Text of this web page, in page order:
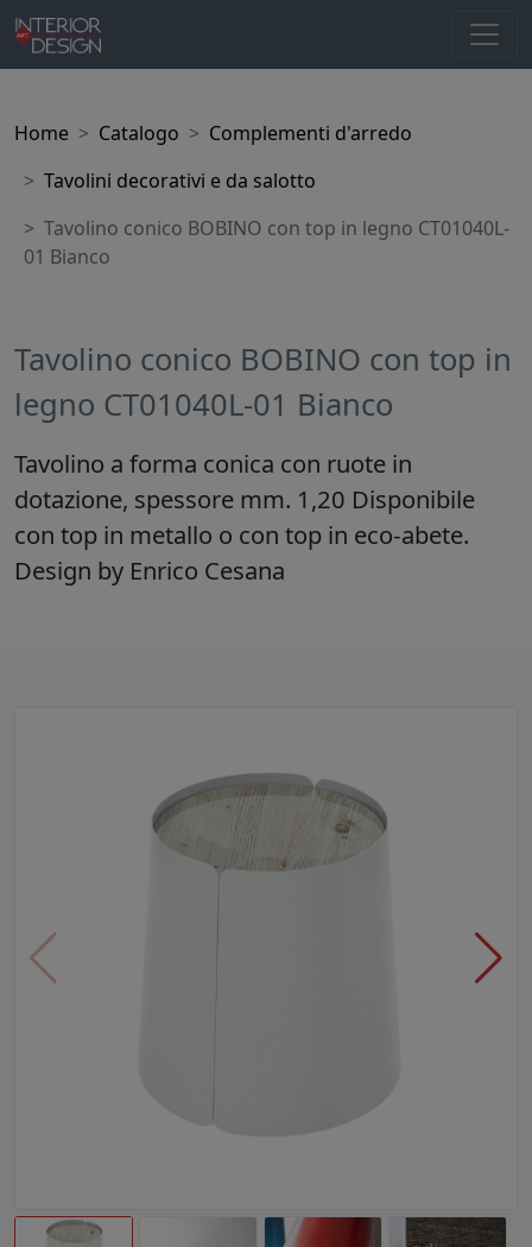
Home Catalogo
Complementi d'arredo
Tavolini decorativi e da salotto
Tavolino conico BOBINO con top in legno CT01040L-
01 Bianco
Tavolino conico BOBINO con top in
legno CT01040L-01 Bianco
Tavolino a forma conica con ruote in
dotazione, spessore mm. 1,20 Disponibile
con top in metallo o con top in eco-abete.
Design by Enrico Cesana